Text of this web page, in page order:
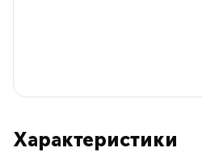
Характеристики